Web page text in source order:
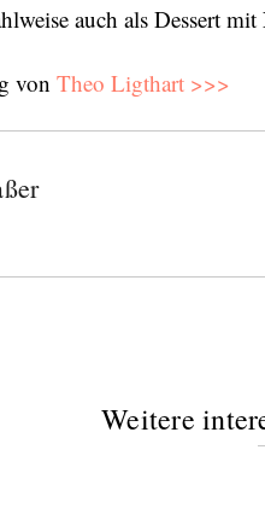
auch als Dessert
von Theo Ligthart >>>
Weitere